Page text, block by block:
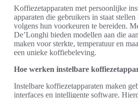
Koffiezetapparaten met persoonlijke
apparaten die gebruikers in staat
volgens hun voorkeuren te bereiden.
De’Longhi bieden modellen aan die
maken voor sterkte, temperatuur en
een unieke koffiebeleving.
Hoe werken instelbare
Instelbare koffiezetapparaten maken
interfaces en intelligente software.